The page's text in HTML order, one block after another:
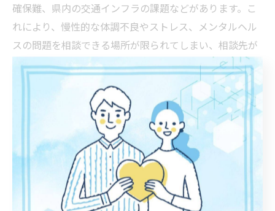
確保難、県内の交通インフラの課題などがあります。こ
れにより、慢性的な体調不良やストレス、メンタルヘル
スの問題を相談できる場所が限られてしまい、相談先が
見つからず不安を抱える人も少なくありません。
こうした場合は、茨城県医療人材課による地域支援や、
医療機関の無料相談窓口の利用も検討しましょう。体調
や心の不調を我慢せず、早めに専門家へ相談すること
が、安心して暮らす第一歩となります。
生きづらい人向け地域支援の選び方と利用ポイント
茨城県には、生きづらさを感じる方が安心して相談でき